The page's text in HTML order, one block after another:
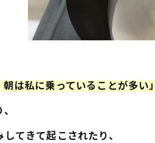
朝は私に乗っていることが多い」
てきて起こされたり、